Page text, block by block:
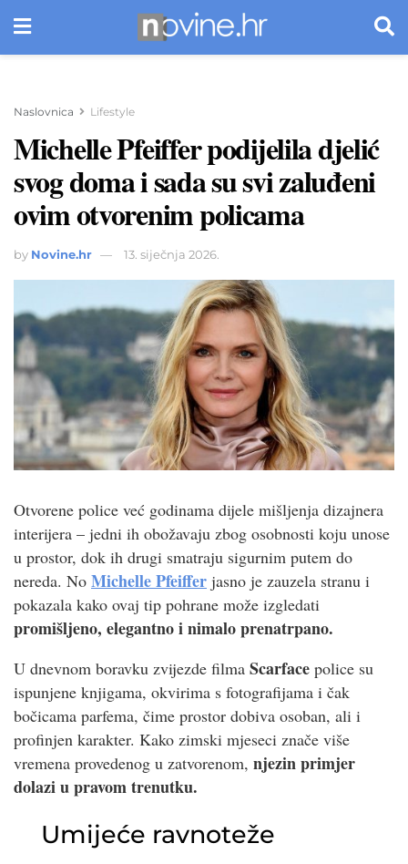
Naslovnica Lifestyle
Michelle Pfeiffer podijelila djelić
svog doma i sada su svi zaluđeni
ovim otvorenim policama
by Novine.hr 13. siječnja 2026.
Otvorene police već godinama dijele mišljenja dizajnera
interijera – jedni ih obožavaju zbog osobnosti koju unose
u prostor, dok ih drugi smatraju sigurnim putem do
nereda. No Michelle Pfeiffer jasno je zauzela stranu i
pokazala kako ovaj tip pohrane može izgledati
promišljeno, elegantno i nimalo prenatrpano.
U dnevnom boravku zvijezde filma Scarface police su
ispunjene knjigama, okvirima s fotografijama i čak
bočicama parfema, čime prostor dobiva osoban, ali i
profinjen karakter. Kako zimski mjeseci znače više
vremena provedenog u zatvorenom, njezin primjer
dolazi u pravom trenutku.
Umijeće ravnoteže